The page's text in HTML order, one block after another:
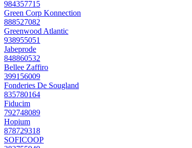
984357715
Green Corp Konnection
888527082
Greenwood Atlantic
938955051
Jabeprode
848860532
Bellee Zaffiro
399156009
Fonderies De Sougland
835780164
Fiducim
792748089
Hopium
878729318
SOFICOOP